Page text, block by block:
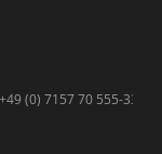
+49 (0) 7157 70 555-33